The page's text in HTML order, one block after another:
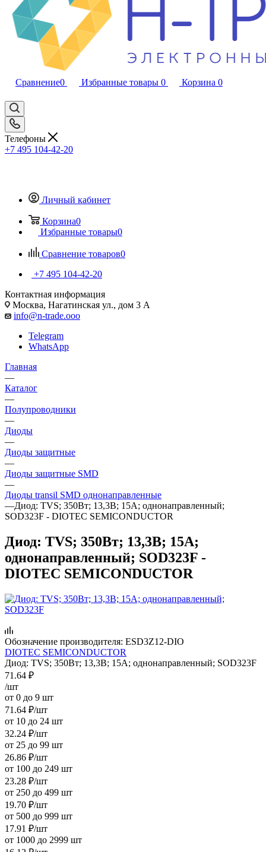
Сравнение0 Избранные товары 0 Корзина 0
Телефоны
+7 495 104-42-20
Личный кабинет
Корзина0
Избранные товары0
Сравнение товаров0
+7 495 104-42-20
Контактная информация
Москва, Нагатинская ул., дом 3 А
info@n-trade.ooo
Telegram
WhatsApp
Главная
—
Каталог
—
Полупроводники
—
Диоды
—
Диоды защитные
—
Диоды защитные SMD
—
Диоды transil SMD однонаправленные
—Диод: TVS; 350Вт; 13,3В; 15А; однонаправленный;
SOD323F - DIOTEC SEMICONDUCTOR
Диод: TVS; 350Вт; 13,3В; 15А;
однонаправленный; SOD323F -
DIOTEC SEMICONDUCTOR
Обозначение производителя: ESD3Z12-DIO
DIOTEC SEMICONDUCTOR
Диод: TVS; 350Вт; 13,3В; 15А; однонаправленный; SOD323F
71.64 ₽
/шт
от 0 до 9 шт
71.64 ₽/шт
от 10 до 24 шт
32.24 ₽/шт
от 25 до 99 шт
26.86 ₽/шт
от 100 до 249 шт
23.28 ₽/шт
от 250 до 499 шт
19.70 ₽/шт
от 500 до 999 шт
17.91 ₽/шт
от 1000 до 2999 шт